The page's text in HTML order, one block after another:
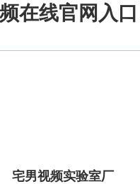
在线官网入口
宅男视频实验室厂